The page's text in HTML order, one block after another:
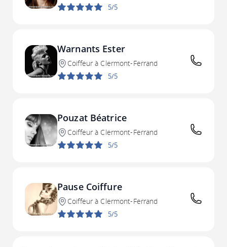
5/5
Warnants Ester
Coiffeur à Clermont-Ferrand
5/5
Pouzat Béatrice
Coiffeur à Clermont-Ferrand
5/5
Pause Coiffure
Coiffeur à Clermont-Ferrand
5/5